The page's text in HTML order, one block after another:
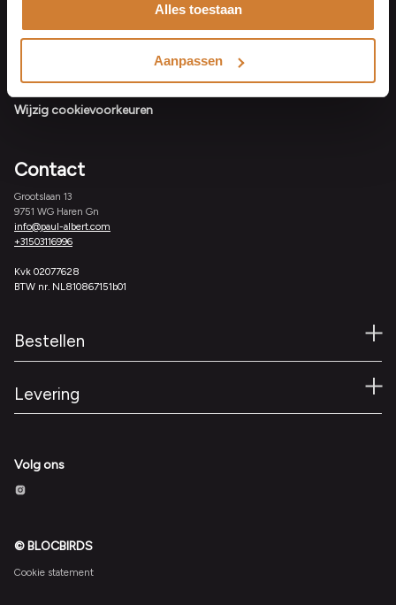
Alles toestaan
Aanpassen
Footer
Privacy Policy
Wijzig cookievoorkeuren
Contact
Grootslaan 13
9751 WG Haren Gn
info@paul-albert.com
+31503116996
Kvk 02077628
BTW nr. NL810867151b01
Bestellen
Levering
Volg ons
© BLOCBIRDS
Cookie statement